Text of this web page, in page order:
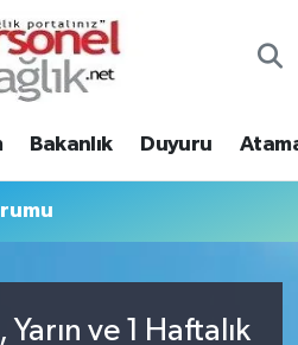
Bakanlık Duyuru
ve 1 Haftalık